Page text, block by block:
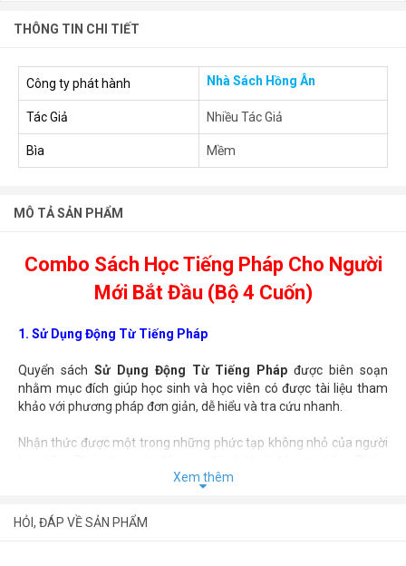
THÔNG TIN CHI TIẾT
Công ty phát hành Nhà Sách Hồng Ân
Tác Giả Nhiều Tác Giả
Bìa Mềm
MÔ TẢ SẢN PHẨM
Combo Sách Học Tiếng Pháp Cho Người
Mới Bắt Đầu (Bộ 4 Cuốn)
1. Sử Dụng Động Từ Tiếng Pháp
Quyển sách Sử Dụng Động Từ Tiếng Pháp được biên soạn
nhằm mục đích giúp học sinh và học viên có được tài liệu tham
khảo với phương pháp đơn giản, dễ hiểu và tra cứu nhanh.
Nhận thức được một trong những phức tạp không nhỏ của người
để giúp người học có thể nắm vững được kiến thức cũng như cách
phương thức sau:
Xem thêm
HỎI, ĐÁP VỀ SẢN PHẨM